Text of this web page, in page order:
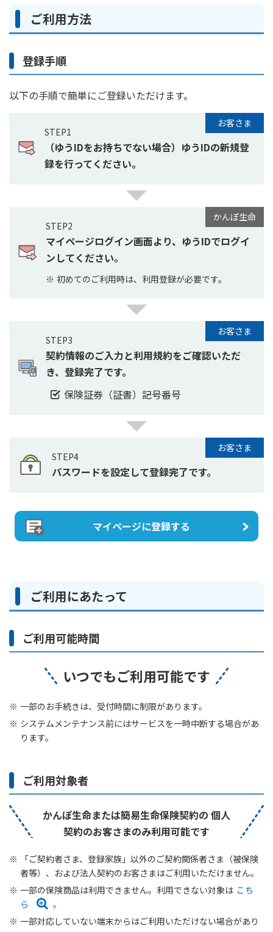
ご利用方法
登録手順
以下の手順で簡単にご登録いただけます。
お客さま
STEP1
（ゆうIDをお持ちでない場合）ゆうIDの新規登
録を行ってください。
かんぽ生命
STEP2
マイページログイン画面より、ゆうIDでログイ
ンしてください。
初めてのご利用時は、利用登録が必要です。
お客さま
STEP3
契約情報のご入力と利用規約をご確認いただ
き、登録完了です。
保険証券（証書）記号番号
お客さま
STEP4
パスワードを設定して登録完了です。
マイページに登録する
ご利用にあたって
ご利用可能時間
いつでもご利用可能です
一部のお手続きは、受付時間に制限があります。
システムメンテナンス前にはサービスを一時中断する場合があ
ります。
ご利用対象者
かんぽ生命または簡易生命保険契約の 個人
契約のお客さまのみ利用可能です
「ご契約者さま、登録家族」以外のご契約関係者さま（被保険
者等）、および法人契約のお客さまはご利用いただけません。
一部の保険商品は利用できません。利用できない対象は こち
ら
。
一部対応していない端末からはご利用いただけない場合があり